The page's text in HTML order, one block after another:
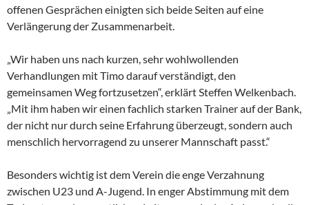
offenen Gesprächen einigten sich beide Seiten auf eine
Verlängerung der Zusammenarbeit.
„Wir haben uns nach kurzen, sehr wohlwollenden
Verhandlungen mit Timo darauf verständigt, den
gemeinsamen Weg fortzusetzen“, erklärt Steffen Welkenbach.
„Mit ihm haben wir einen fachlich starken Trainer auf der Bank,
der nicht nur durch seine Erfahrung überzeugt, sondern auch
menschlich hervorragend zu unserer Mannschaft passt.“
Besonders wichtig ist dem Verein die enge Verzahnung
zwischen U23 und A-Jugend. In enger Abstimmung mit dem